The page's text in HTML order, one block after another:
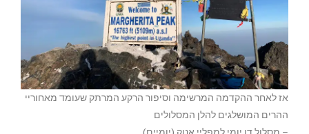
אז לאחר ההקדמה המרשימה וסיפור הרקע המרתק שעומד מאחוריי
ההרים המושלגים להלן המסלולים